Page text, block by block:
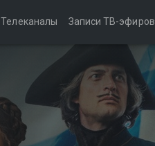
Телеканалы Записи ТВ-эфиров